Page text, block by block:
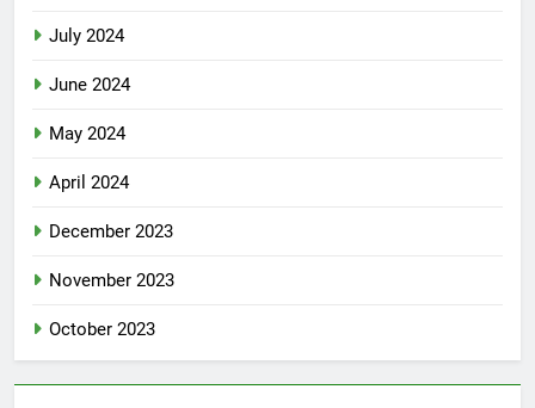
July 2024
June 2024
May 2024
April 2024
December 2023
November 2023
October 2023